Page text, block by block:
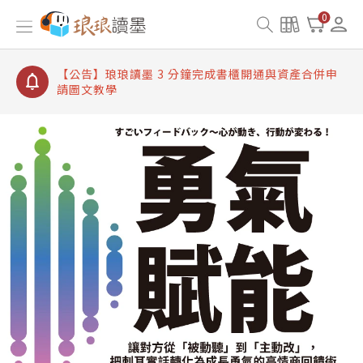
0
【公告】琅琅讀墨書櫃開通常見問題
【公告】琅琅讀墨 3 分鐘完成書櫃開通與資產合併申
【公告】琅琅書店服務升級重要說明及資產合併結果
查詢